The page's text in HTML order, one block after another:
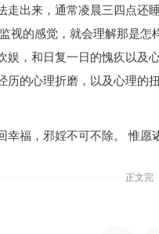
出来，通常凌晨三四点
视的感觉，就会理解那是
，和日复一日的愧疚以
的心理折磨，以及心理
福，邪婬不可不除。 惟愿
正文完